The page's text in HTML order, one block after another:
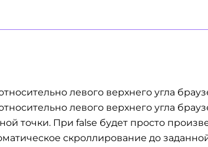
левого верхнего угла
левого верхнего угла
точки. При false будет просто
скроллирование до